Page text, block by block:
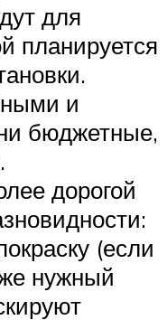
для
планируется
и
бюджетные,
дорогой
(если
нужный